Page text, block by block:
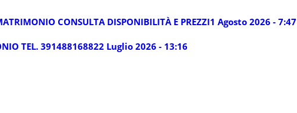
CONSULTA DISPONIBILITÀ E PREZZI1 Agosto 2026 - 7:47
TEL. 391488168822 Luglio 2026 - 13:16